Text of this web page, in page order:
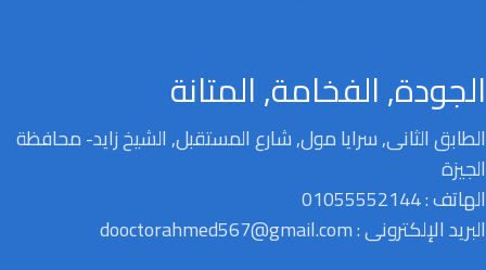
الجودة, الفخامة, المتانة
الطابق الثانى, سرايا مول, شارع المستقبل, الشيخ زايد- محافظة
الجيزة
الهاتف : 01055552144
البريد الإلكترونى : dooctorahmed567@gmail.com